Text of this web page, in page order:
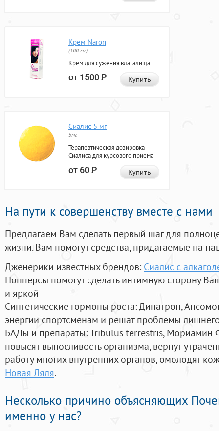
Крем Naron
(100 мг)
Крем для сужения влагалища
от 1500Р Купить
Сиалис 5 мг
5мг
Терапевтическая дозировка
Сиалиса для курсового приема
от 60Р Купить
На пути к совершенству вместе с нами
Предлагаем Вам сделать первый шаг для
жизни. Вам помогут средства, придагаемые на
Дженерики известных брендов: Сиалис с
Попперсы помогут сделать интимную сторону
и яркой
Синтетические гормоны роста: Динатроп,
энергии спортсменам и решат проблемы
БАДы и препараты:Tribulus terrestris, Мориамин
повысят выносливость организма, вернут
работу многих внутренних органов, омолодят
Новая Ляля.
Несколько причино объясняющих
именно у нас?